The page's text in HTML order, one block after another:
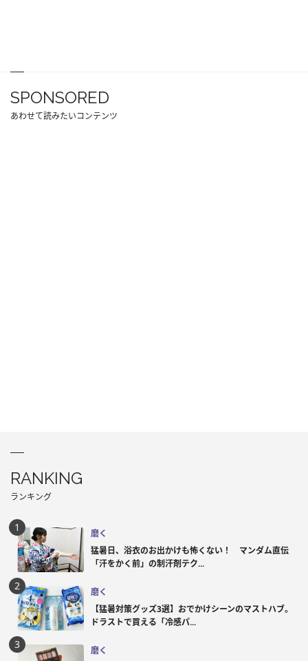
SPONSORED
あわせて読みたいコンテンツ
RANKING
ランキング
磨く
猛暑日、浴衣のお出かけも怖くない！ マンダム直伝
「汗をかく前」の制汗剤テク...
磨く
【猛暑対策グッズ3選】おでかけシーンのマストハブ。
ドラストで買える「冷感パ...
磨く